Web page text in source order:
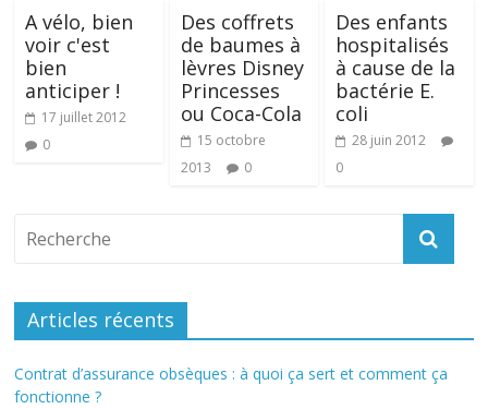
A vélo, bien
voir c'est
bien
anticiper !
17 juillet 2012
0
Des coffrets
de baumes à
lèvres Disney
Princesses
ou Coca-Cola
15 octobre
2013
0
Des enfants
hospitalisés
à cause de la
bactérie E.
coli
28 juin 2012
0
Articles récents
Contrat d’assurance obsèques : à quoi ça sert et comment ça
fonctionne ?